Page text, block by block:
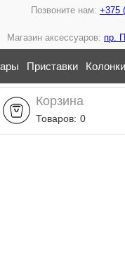
Позвоните нам: +375
Магазин аксессуаров: пр.
Приставки Колонки
Корзина
Товаров: 0